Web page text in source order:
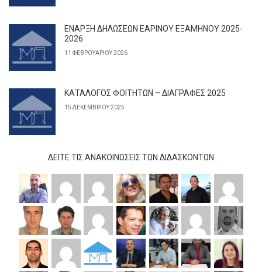
ΕΝΑΡΞΗ ΔΗΛΩΣΕΩΝ ΕΑΡΙΝΟΥ ΕΞΑΜΗΝΟΥ 2025-
2026
11 ΦΕΒΡΟΥΑΡΊΟΥ 2026
ΚΑΤΑΛΟΓΟΣ ΦΟΙΤΗΤΩΝ – ΔΙΑΓΡΑΦΕΣ 2025
15 ΔΕΚΕΜΒΡΊΟΥ 2025
ΔΕΊΤΕ ΤΙΣ ΑΝΑΚΟΙΝΏΣΕΙΣ ΤΩΝ ΔΙΔΆΣΚΟΝΤΩΝ